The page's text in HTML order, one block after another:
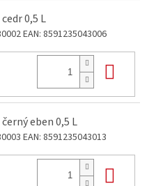
0,5 L
EAN: 8591235043006
eben 0,5 L
EAN: 8591235043013